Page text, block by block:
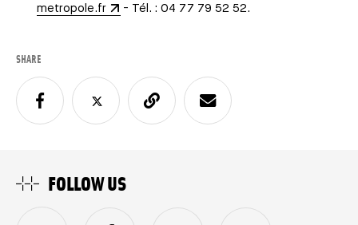
metropole.fr
- Tél. : 04 77 79 52 52.
SHARE
FOLLOW US